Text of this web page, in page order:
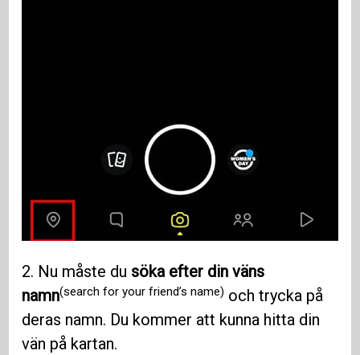
2. Nu måste du söka efter din väns
namn(search for your friend’s name) och trycka på
deras namn. Du kommer att kunna hitta din
vän på kartan.